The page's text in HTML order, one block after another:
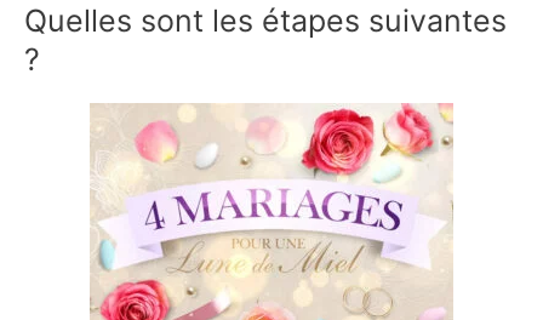
Quelles sont les étapes suivantes
?